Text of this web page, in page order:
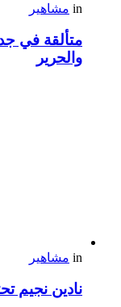
in مشاهير
متألقة في
والحرير
in مشاهير
نادين نجيم